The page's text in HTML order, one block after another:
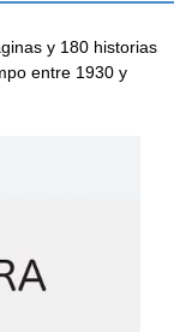
y 180 historias
entre 1930 y